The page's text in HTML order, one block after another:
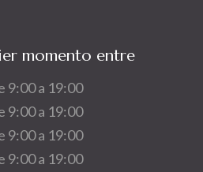
momento entre
9:00 a 19:00
9:00 a 19:00
9:00 a 19:00
9:00 a 19:00